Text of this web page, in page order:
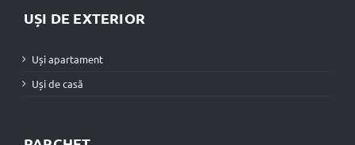
UȘI DE EXTERIOR
Uși apartament
Uși de casă